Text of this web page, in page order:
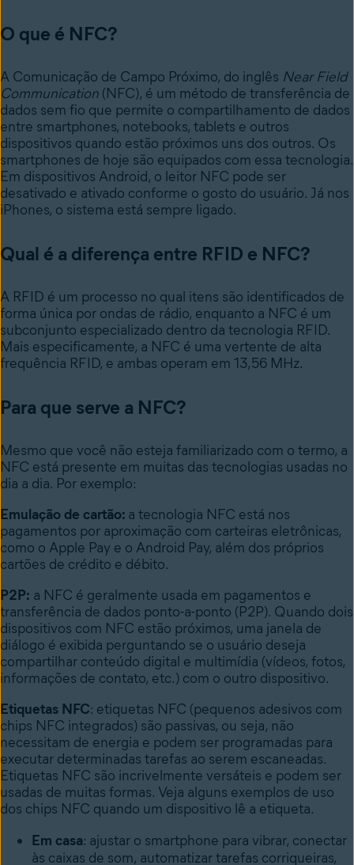
O que é NFC?
A Comunicação de Campo Próximo, do inglês Near Field
Communication (NFC), é um método de transferência de
dados sem fio que permite o compartilhamento de dados
entre smartphones, notebooks, tablets e outros
dispositivos quando estão próximos uns dos outros. Os
smartphones de hoje são equipados com essa tecnologia.
Em dispositivos Android, o leitor NFC pode ser
desativado e ativado conforme o gosto do usuário. Já nos
iPhones, o sistema está sempre ligado.
Qual é a diferença entre RFID e NFC?
A RFID é um processo no qual itens são identificados de
forma única por ondas de rádio, enquanto a NFC é um
subconjunto especializado dentro da tecnologia RFID.
Mais especificamente, a NFC é uma vertente de alta
frequência RFID, e ambas operam em 13,56 MHz.
Para que serve a NFC?
Mesmo que você não esteja familiarizado com o termo, a
NFC está presente em muitas das tecnologias usadas no
dia a dia. Por exemplo:
Emulação de cartão: a tecnologia NFC está nos
pagamentos por aproximação com carteiras eletrônicas,
como o Apple Pay e o Android Pay, além dos próprios
cartões de crédito e débito.
P2P: a NFC é geralmente usada em pagamentos e
transferência de dados ponto-a-ponto (P2P). Quando dois
dispositivos com NFC estão próximos, uma janela de
diálogo é exibida perguntando se o usuário deseja
compartilhar conteúdo digital e multimídia (vídeos, fotos,
informações de contato, etc.) com o outro dispositivo.
Etiquetas NFC: etiquetas NFC (pequenos adesivos com
chips NFC integrados) são passivas, ou seja, não
necessitam de energia e podem ser programadas para
executar determinadas tarefas ao serem escaneadas.
Etiquetas NFC são incrivelmente versáteis e podem ser
usadas de muitas formas. Veja alguns exemplos de uso
dos chips NFC quando um dispositivo lê a etiqueta.
Em casa: ajustar o smartphone para vibrar, conectar
às caixas de som, automatizar tarefas corriqueiras,